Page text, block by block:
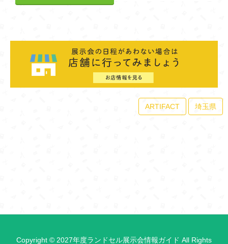
ARTIFACT 埼玉県
Copyright © 2027年度ランドセル展示会情報ガイド All Rights